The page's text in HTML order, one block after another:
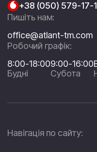
+38 (050) 579-17-
Пишіть нам:
office@atlant-tm.com
Робочий графік:
8:00-18:00
Будні
9:00-16:00
Субота
Навігація по сайту: